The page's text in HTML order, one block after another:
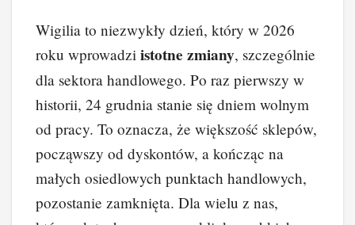
Wigilia to niezwykły dzień, który w 2026
roku wprowadzi istotne zmiany, szczególnie
dla sektora handlowego. Po raz pierwszy w
historii, 24 grudnia stanie się dniem wolnym
od pracy. To oznacza, że większość sklepów,
począwszy od dyskontów, a kończąc na
małych osiedlowych punktach handlowych,
pozostanie zamknięta. Dla wielu z nas,